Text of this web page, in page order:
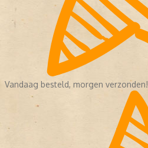
Vandaag besteld, morgen verzonden!